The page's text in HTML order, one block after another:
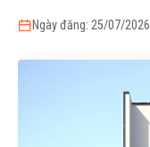
Ngày đăng: 25/07/2026